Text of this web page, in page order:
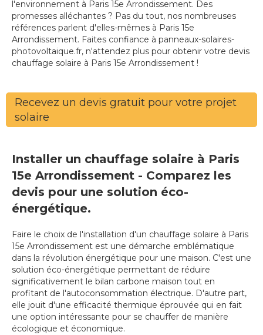
l'environnement à Paris 15e Arrondissement. Des
promesses alléchantes ? Pas du tout, nos nombreuses
références parlent d'elles-mêmes à Paris 15e
Arrondissement. Faites confiance à panneaux-solaires-
photovoltaique.fr, n'attendez plus pour obtenir votre devis
chauffage solaire à Paris 15e Arrondissement !
Recevez un devis gratuit pour votre projet
solaire
Installer un chauffage solaire à Paris
15e Arrondissement - Comparez les
devis pour une solution éco-
énergétique.
Faire le choix de l'installation d'un chauffage solaire à Paris
15e Arrondissement est une démarche emblématique
dans la révolution énergétique pour une maison. C'est une
solution éco-énergétique permettant de réduire
significativement le bilan carbone maison tout en
profitant de l'autoconsommation électrique. D'autre part,
elle jouit d'une efficacité thermique éprouvée qui en fait
une option intéressante pour se chauffer de manière
écologique et économique.